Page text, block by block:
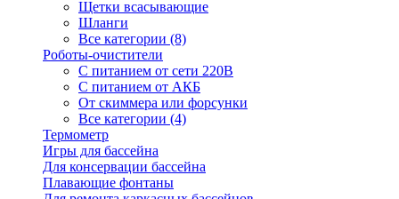
Щетки всасывающие
Шланги
Все категории (8)
Роботы-очистители
С питанием от сети 220В
С питанием от АКБ
От скиммера или форсунки
Все категории (4)
Термометр
Игры для бассейна
Для консервации бассейна
Плавающие фонтаны